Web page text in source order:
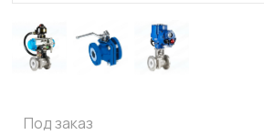
Под заказ